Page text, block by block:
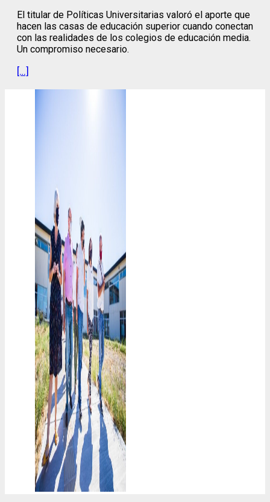
El titular de Políticas Universitarias valoró el aporte que
hacen las casas de educación superior cuando conectan
con las realidades de los colegios de educación media.
Un compromiso necesario.
[…]